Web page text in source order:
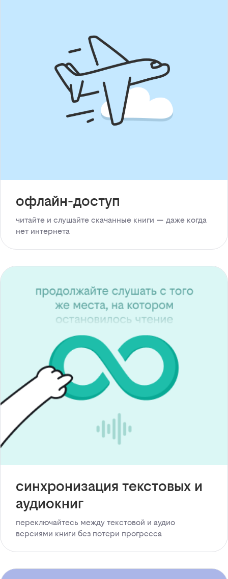
офлайн-доступ
читайте и слушайте скачанные книги — даже когда
нет интернета
синхронизация текстовых и
аудиокниг
переключайтесь между текстовой и аудио
версиями книги без потери прогресса